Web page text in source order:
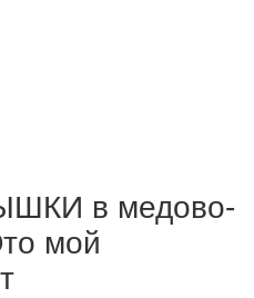
в медово-
мой